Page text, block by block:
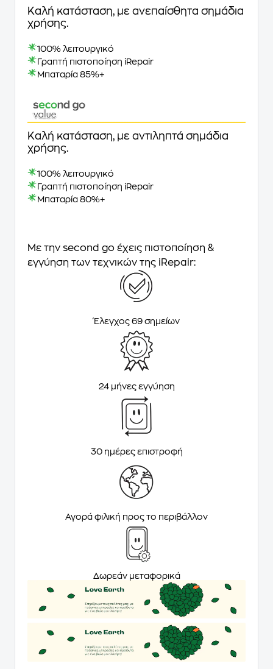
Καλή κατάσταση, με ανεπαίσθητα σημάδια
χρήσης.
100% λειτουργικό
Γραπτή πιστοποίηση iRepair
Μπαταρία 85%+
Καλή κατάσταση, με αντιληπτά σημάδια
χρήσης.
100% λειτουργικό
Γραπτή πιστοποίηση iRepair
Μπαταρία 80%+
Με την second go έχεις πιστοποίηση &
εγγύηση των τεχνικών της iRepair:
Έλεγχος 69 σημείων
24 μήνες εγγύηση
30 ημέρες επιστροφή
Αγορά φιλική προς το περιβάλλον
Δωρεάν μεταφορικά